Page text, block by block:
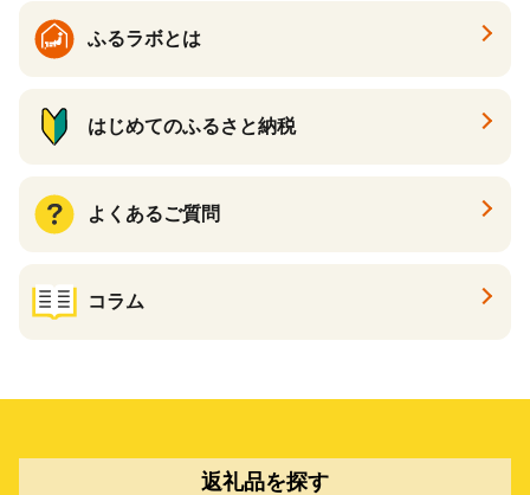
ギフト ふるさと納税 ）
ふるラボとは
はじめてのふるさと納税
よくあるご質問
コラム
返礼品を探す